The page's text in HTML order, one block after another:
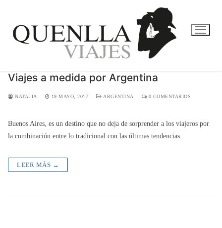
contenido
Viajes a medida por Argentina
NATALIA 19 MAYO, 2017 ARGENTINA 0 COMENTARIOS
Buenos Aires, es un destino que no deja de sorprender a los viajeros por
la combinación entre lo tradicional con las últimas tendencias.
LEER MÁS →